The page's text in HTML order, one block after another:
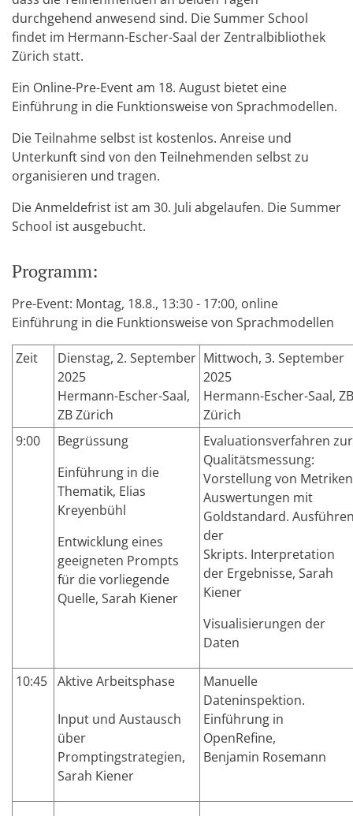
durchgehend anwesend sind. Die Summer School
findet im Hermann-Escher-Saal der Zentralbibliothek
Zürich statt.
Ein Online-Pre-Event am 18. August bietet eine
Einführung in die Funktionsweise von Sprachmodellen.
Die Teilnahme selbst ist kostenlos. Anreise und
Unterkunft sind von den Teilnehmenden selbst zu
organisieren und tragen.
Die Anmeldefrist ist am 30. Juli abgelaufen. Die Summer
School ist ausgebucht.
Programm:
Pre-Event: Montag, 18.8., 13:30 - 17:00, online
Einführung in die Funktionsweise von Sprachmodellen
Zeit
Dienstag, 2. September
2025
Hermann-Escher-Saal,
ZB Zürich
Mittwoch, 3. September
2025
Hermann-Escher-Saal, ZB
Zürich
9:00
Begrüssung
Einführung in die
Thematik, Elias
Kreyenbühl
Entwicklung eines
geeigneten Prompts
für die vorliegende
Quelle, Sarah Kiener
Evaluationsverfahren zur
Qualitätsmessung:
Vorstellung von
Auswertungen mit
Goldstandard.
der
Skripts. Interpretation
der Ergebnisse, Sarah
Kiener
Visualisierungen der
Daten
10:45 Aktive Arbeitsphase
Input und Austausch
über
Promptingstrategien,
Sarah Kiener
Manuelle
Dateninspektion.
Einführung in
OpenRefine,
Benjamin Rosemann